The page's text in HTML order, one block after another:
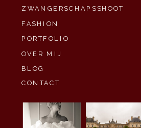
BLOG
PORTFOLIO
FASHION
OVER MIJ
CONTACT
ZWANGERSCHAPSSHOOT